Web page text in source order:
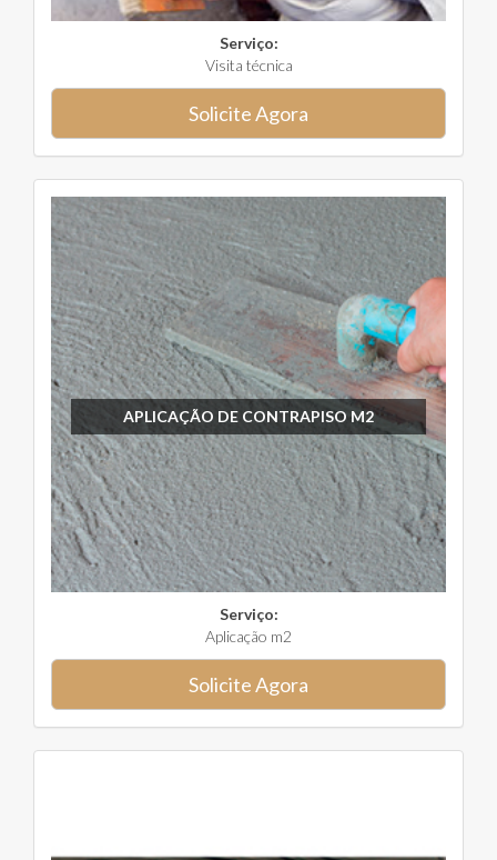
Serviço:
Visita técnica
Solicite Agora
APLICAÇÃO DE CONTRAPISO M2
Serviço:
Aplicação m2
Solicite Agora